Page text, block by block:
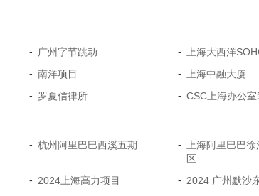
- 广州字节跳动 -
上海大西洋
- 南洋项目 -
上海中融大厦
- 罗夏信律所 - CSC上海办公室
- 杭州阿里巴巴西溪五期 -
上海阿里巴巴
区
- 2024上海高力项目 - 2024 广州默沙